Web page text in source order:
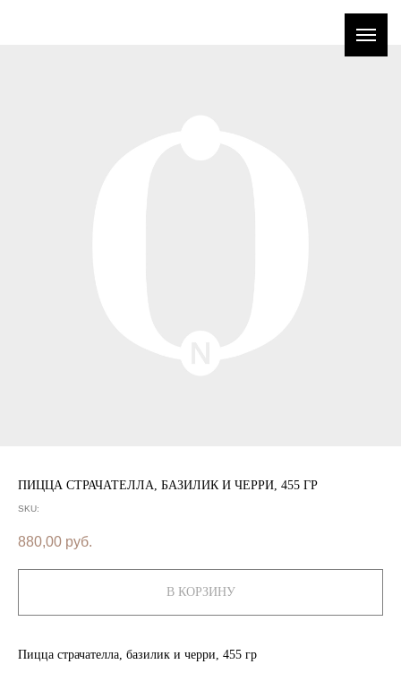
ПИЦЦА СТРАЧАТЕЛЛА, БАЗИЛИК И ЧЕРРИ, 455 ГР
SKU:
880,00 руб.
В КОРЗИНУ
Пицца страчателла, базилик и черри, 455 гр